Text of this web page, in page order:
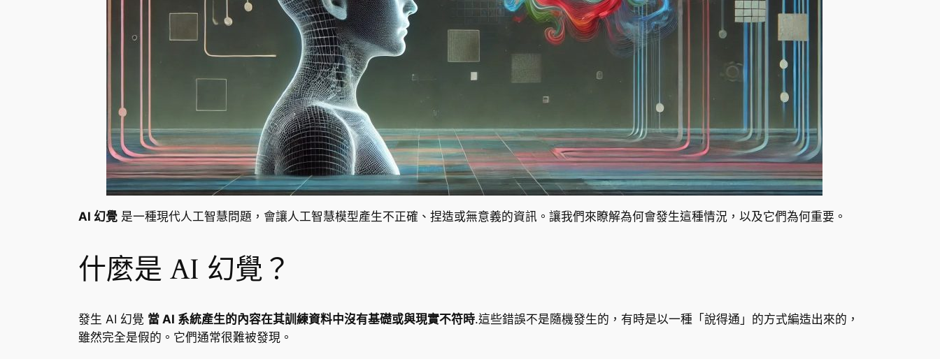
AI 幻覺 是一種現代人工智慧問題，會讓人工智慧模型產生不正確、捏造或無意義的資訊。讓我們來瞭解為何會發生這種情況，以及它們為何重要。
什麼是 AI 幻覺？
發生 AI 幻覺 當 AI 系統產生的內容在其訓練資料中沒有基礎或與現實不符時.這些錯誤不是隨機發生的，有時是以一種「說得通」的方式編造出來的，
雖然完全是假的。它們通常很難被發現。